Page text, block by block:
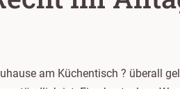
am Küchentisch ? überall